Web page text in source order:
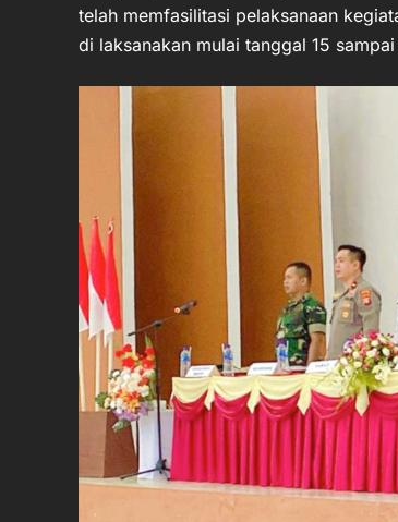
telah memfasilitasi pelaksanaan
di laksanakan mulai tanggal 15